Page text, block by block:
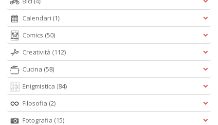
Calendari (1)
Comics (50)
Creatività (112)
Cucina (58)
Enigmistica (84)
Filosofia (2)
Fotografia (15)